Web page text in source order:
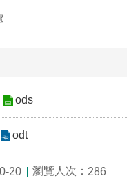
ods
odt
20 瀏覽人次： 286